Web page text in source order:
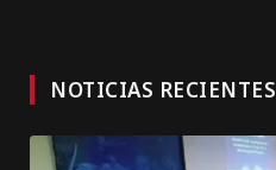
NOTICIAS RECIENTES